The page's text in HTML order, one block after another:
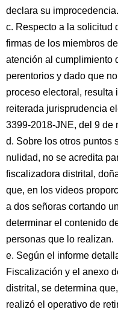
declara su improcedencia.
c. Respecto a la solicitud
firmas de los miembros
atención al cumplimiento
perentorios y dado que
proceso electoral, resulta
reiterada jurisprudencia
3399-2018-JNE, del 9 de
d. Sobre los otros puntos
nulidad, no se acredita
fiscalizadora distrital,
que, en los videos
a dos señoras cortando
determinar el contenido
personas que lo realizan.
e. Según el informe
Fiscalización y el anexo
distrital, se determina
realizó el operativo de